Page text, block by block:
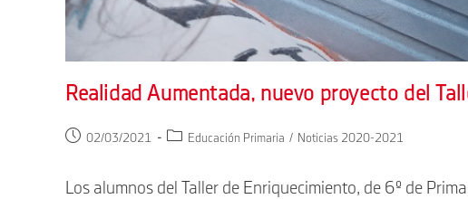
Realidad Aumentada, nuevo proyecto del
Publicación
entrada:
02/03/2021
Categoría
entrada:
Educación Primaria / Noticias 2020-2021
Los alumnos del Taller de Enriquecimiento, de 6º de